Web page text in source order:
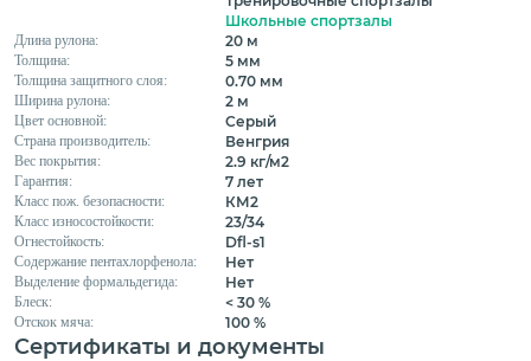
Школьные спортзалы
Длина рулона: 20 м
Толщина: 5 мм
Толщина защитного слоя: 0.70 мм
Ширина рулона: 2 м
Цвет основной: Серый
Страна производитель: Венгрия
Вес покрытия: 2.9 кг/м2
Гарантия: 7 лет
Класс пож. безопасности: КМ2
Класс износостойкости: 23/34
Огнестойкость: Dfl-s1
Содержание пентахлорфенола: Нет
Выделение формальдегида: Нет
Блеск: < 30 %
Отскок мяча: 100 %
Сертификаты и документы